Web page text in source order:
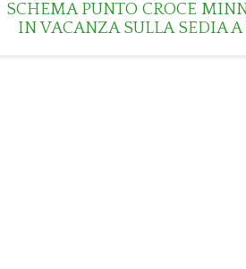
SCHEMA PUNTO CROCE
IN VACANZA SULLA SEDIA